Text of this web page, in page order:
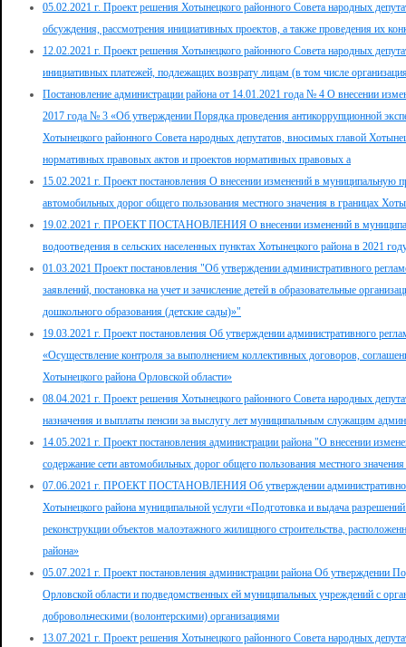
05.02.2021 г. Проект решения Хотынецкого районного Совета народных
обсуждения, рассмотрения инициативных проектов, а также проведения их
12.02.2021 г. Проект решения Хотынецкого районного Совета народных
инициативных платежей, подлежащих возврату лицам (в том числе
Постановление администрации района от 14.01.2021 года № 4 О внесении
2017 года № 3 «Об утверждении Порядка проведения антикоррупционной
Хотынецкого районного Совета народных депутатов, вносимых главой
нормативных правовых актов и проектов нормативных правовых а
15.02.2021 г. Проект постановления О внесении изменений в муниципальную
автомобильных дорог общего пользования местного значения в границах
19.02.2021 г. ПРОЕКТ ПОСТАНОВЛЕНИЯ О внесении изменений в
водоотведения в сельских населенных пунктах Хотынецкого района в 2021
01.03.2021 Проект постановления "Об утверждении административного
заявлений, постановка на учет и зачисление детей в образовательные
дошкольного образования (детские сады)»"
19.03.2021 г. Проект постановления Об утверждении административного
«Осуществление контроля за выполнением коллективных договоров,
Хотынецкого района Орловской области»
08.04.2021 г. Проект решения Хотынецкого районного Совета народных
назначения и выплаты пенсии за выслугу лет муниципальным служащим
14.05.2021 г. Проект постановления администрации района "О внесении
содержание сети автомобильных дорог общего пользования местного
07.06.2021 г. ПРОЕКТ ПОСТАНОВЛЕНИЯ Об утверждении административного
Хотынецкого района муниципальной услуги «Подготовка и выдача разрешений
реконструкции объектов малоэтажного жилищного строительства,
района»
05.07.2021 г. Проект постановления администрации района Об утверждении
Орловской области и подведомственных ей муниципальных учреждений с
добровольческими (волонтерскими) организациями
13.07.2021 г. Проект решения Хотынецкого районного Совета народных